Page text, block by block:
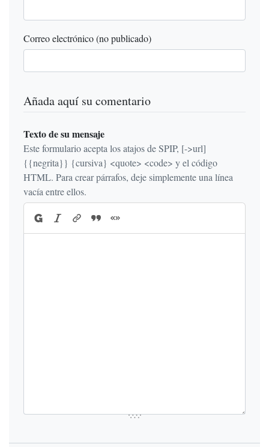
Correo electrónico (no publicado)
Añada aquí su comentario
Texto de su mensaje
Este formulario acepta los atajos de SPIP, [->url]
{{negrita}} {cursiva} <quote> <code> y el código
HTML. Para crear párrafos, deje simplemente una línea
vacía entre ellos.